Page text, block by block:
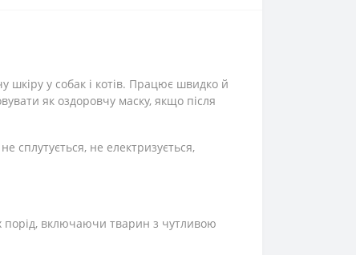
шкіру у собак і котів. Працює швидко й
як оздоровчу маску, якщо після
сплутується, не електризується,
порід, включаючи тварин з чутливою